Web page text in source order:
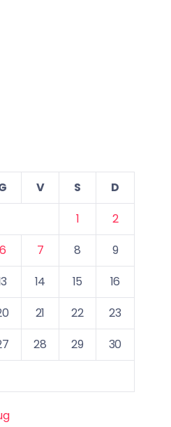
V S
D
1
2
6 7 8
9
14 15
16
21 22
23
28 29
30